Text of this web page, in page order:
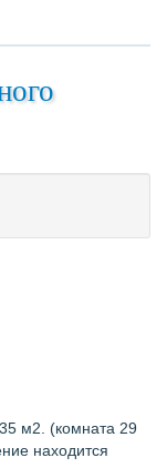
м2. (комната 29
находится